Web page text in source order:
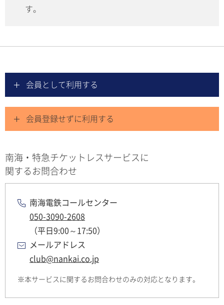
す。
会員として利用する
会員登録せずに利用する
南海・特急チケットレスサービスに
関するお問合わせ
南海電鉄コールセンター
050-3090-2608
（平日9:00～17:50）
メールアドレス
club@nankai.co.jp
本サービスに関するお問合わせのみの対応となります。